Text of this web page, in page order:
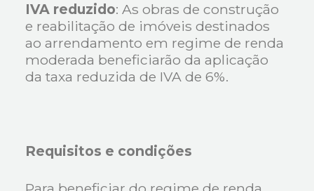
IVA reduzido: As obras de construção
e reabilitação de imóveis destinados
ao arrendamento em regime de renda
moderada beneficiarão da aplicação
da taxa reduzida de IVA de 6%.
Requisitos e condições